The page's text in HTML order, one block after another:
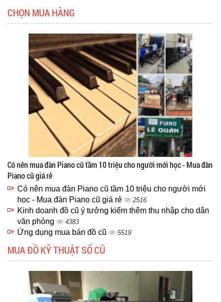
CHỌN MUA HÀNG
Có nên mua đàn Piano cũ tầm 10 triệu cho người mới học - Mua đàn
Piano cũ giá rẻ
Có nên mua đàn Piano cũ tầm 10 triệu cho người mới
học - Mua đàn Piano cũ giá rẻ
2516
Kinh doanh đồ cũ ý tưởng kiểm thêm thu nhập cho dân
văn phòng
4383
Ứng dụng mua bán đồ cũ 5519
MUA ĐỒ KỸ THUẬT SỐ CŨ